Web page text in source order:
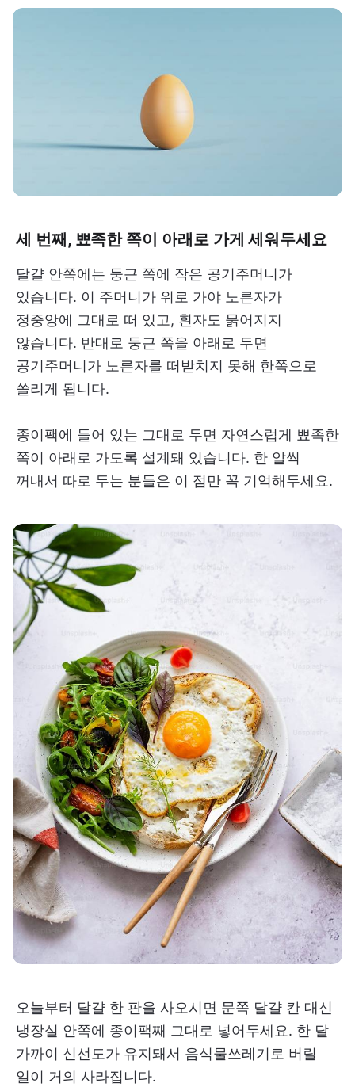
세 번째, 뾰족한 쪽이 아래로 가게 세워두세요
달걀 안쪽에는 둥근 쪽에 작은 공기주머니가
있습니다. 이 주머니가 위로 가야 노른자가
정중앙에 그대로 떠 있고, 흰자도 묽어지지
않습니다. 반대로 둥근 쪽을 아래로 두면
공기주머니가 노른자를 떠받치지 못해 한쪽으로
쏠리게 됩니다.
종이팩에 들어 있는 그대로 두면 자연스럽게 뾰족한
쪽이 아래로 가도록 설계돼 있습니다. 한 알씩
꺼내서 따로 두는 분들은 이 점만 꼭 기억해두세요.
오늘부터 달걀 한 판을 사오시면 문쪽 달걀 칸 대신
냉장실 안쪽에 종이팩째 그대로 넣어두세요. 한 달
가까이 신선도가 유지돼서 음식물쓰레기로 버릴
일이 거의 사라집니다.